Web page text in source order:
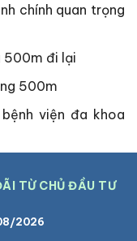
chính quan trọng
500m đi lại
500m
viện đa khoa
TỪ CHỦ ĐẦU TƯ
2026